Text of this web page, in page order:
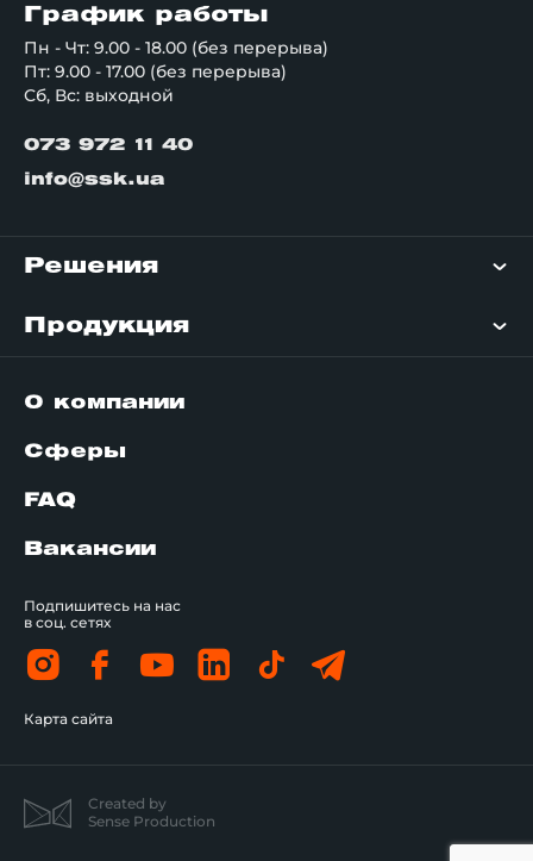
График работы
Пн - Чт: 9.00 - 18.00 (без перерыва)
Пт: 9.00 - 17.00 (без перерыва)
Сб, Вс: выходной
073 972 11 40
info@ssk.ua
Решения
Продукция
О компании
Сферы
FAQ
Вакансии
Подпишитесь на нас
в соц. сетях
Карта сайта
Created by
Sense Production